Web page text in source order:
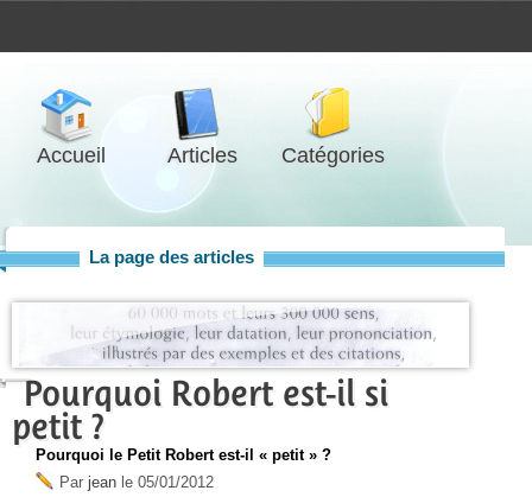
Accueil Articles Catégories
La page des articles
Pourquoi Robert est-il si
petit ?
Pourquoi le Petit Robert est-il « petit » ?
Par jean le 05/01/2012